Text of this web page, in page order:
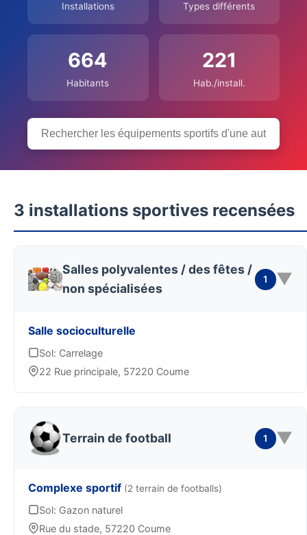
Installations Types différents
664
Habitants
221
Hab./install.
3 installations sportives recensées
Salles polyvalentes / des fêtes /
non spécialisées
1 ▼
Salle socioculturelle
Sol: Carrelage
22 Rue principale, 57220 Coume
Terrain de football 1 ▼
Complexe sportif (2 terrain de footballs)
Sol: Gazon naturel
Rue du stade, 57220 Coume